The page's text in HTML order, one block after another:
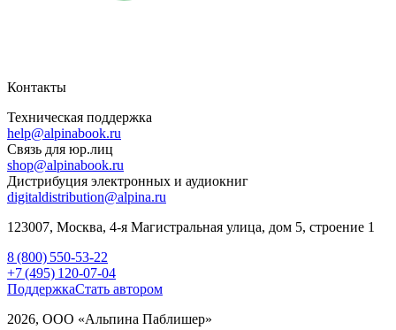
Контакты
Техническая поддержка
help@alpinabook.ru
Связь для юр.лиц
shop@alpinabook.ru
Дистрибуция электронных и аудиокниг
digitaldistribution@alpina.ru
123007, Москва, 4-я Магистральная улица, дом 5, строение 1
8 (800) 550-53-22
+7 (495) 120-07-04
ПоддержкаСтать автором
2026, ООО «Альпина Паблишер»